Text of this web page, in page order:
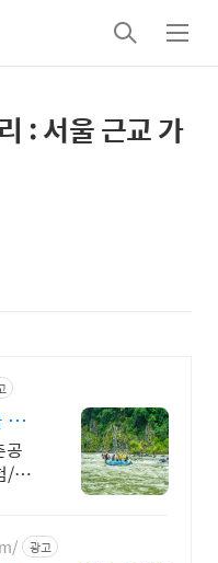
검
색
메
뉴
: 서울 근교 가
여
공
/촌
광고